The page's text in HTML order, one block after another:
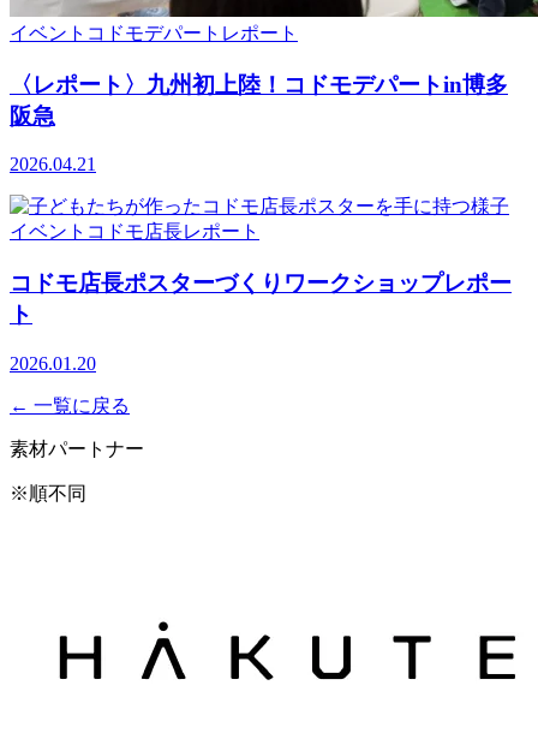
イベント コドモデパート レポート
〈レポート〉九州初上陸！コドモデパートin博多
阪急
2026.04.21
イベント コドモ店長レポート
コドモ店長ポスターづくりワークショップレポー
ト
2026.01.20
← 一覧に戻る
素材パートナー
※順不同